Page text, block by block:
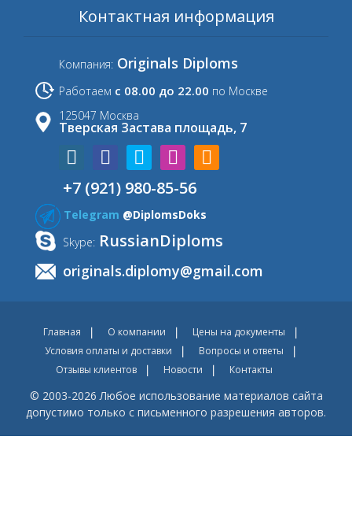
Контактная информация
Компания: Originals Diploms
Работаем с 08.00 до 22.00 по Москве
125047 Москва
Тверская Застава площадь, 7
+7 (921) 980-85-56
Telegram @DiplomsDoks
Skype: RussianDiploms
originals.diplomy@gmail.com
Главная О компании
Цены на документы
Условия оплаты и доставки
Вопросы и ответы
Отзывы клиентов
Новости Контакты
© 2003-2026 Любое использование материалов сайта
допустимо только с письменного разрешения авторов.